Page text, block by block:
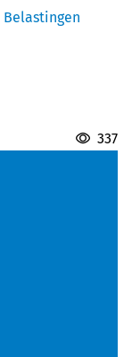
Belastingen
337